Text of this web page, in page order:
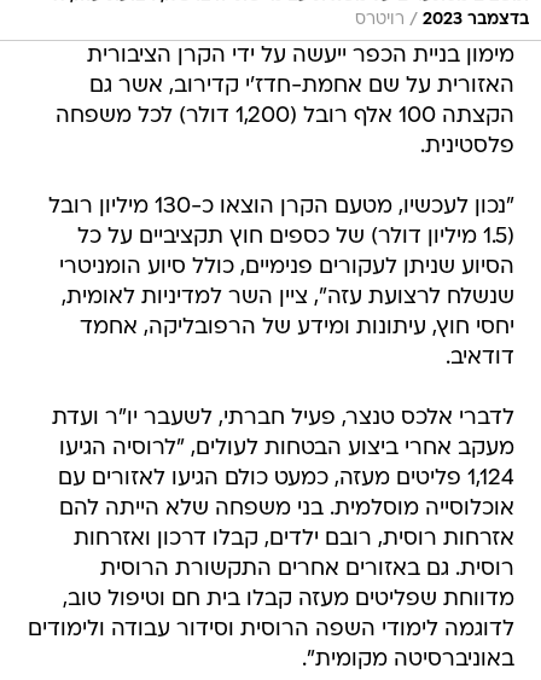
בדצמבר 2023
/ רויטרס
מימון בניית הכפר ייעשה על ידי הקרן הציבורית
האזורית על שם אחמת-חדז'י קדירוב, אשר גם
הקצתה 100 אלף רובל (1,200 דולר) לכל משפחה
פלסטינית.
"נכון לעכשיו, מטעם הקרן הוצאו כ-130 מיליון רובל
(1.5 מיליון דולר) של כספים חוץ תקציביים על כל
הסיוע שניתן לעקורים פנימיים, כולל סיוע הומניטרי
שנשלח לרצועת עזה", ציין השר למדיניות לאומית,
יחסי חוץ, עיתונות ומידע של הרפובליקה, אחמד
דודאיב.
לדברי אלכס טנצר, פעיל חברתי, לשעבר יו"ר ועדת
מעקב אחרי ביצוע הבטחות לעולים, "לרוסיה הגיעו
1,124 פליטים מעזה, כמעט כולם הגיעו לאזורים עם
אוכלוסייה מוסלמית. בני משפחה שלא הייתה להם
אזרחות רוסית, רובם ילדים, קבלו דרכון ואזרחות
רוסית. גם באזורים אחרים התקשורת הרוסית
מדווחת שפליטים מעזה קבלו בית חם וטיפול טוב,
לדוגמה לימודי השפה הרוסית וסידור עבודה ולימודים
באוניברסיטה מקומית".